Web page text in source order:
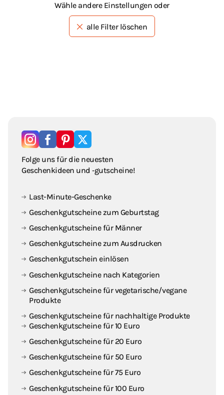
Wähle andere Einstellungen oder
alle Filter löschen
Folge uns für die neuesten
Geschenkideen und ‑gutscheine!
Geschenkgutscheine für 10 Euro
Geschenkgutscheine für 20 Euro
Geschenkgutscheine für 50 Euro
Geschenkgutscheine für 75 Euro
Geschenkgutscheine für 100 Euro
Last-Minute-Geschenke
Geschenkgutscheine zum Geburtstag
Geschenkgutscheine für Männer
Geschenkgutscheine zum Ausdrucken
Geschenkgutschein einlösen
Geschenkgutscheine nach Kategorien
Geschenkgutscheine für vegetarische / vegane
Produkte
Geschenkgutscheine für nachhaltige Produkte